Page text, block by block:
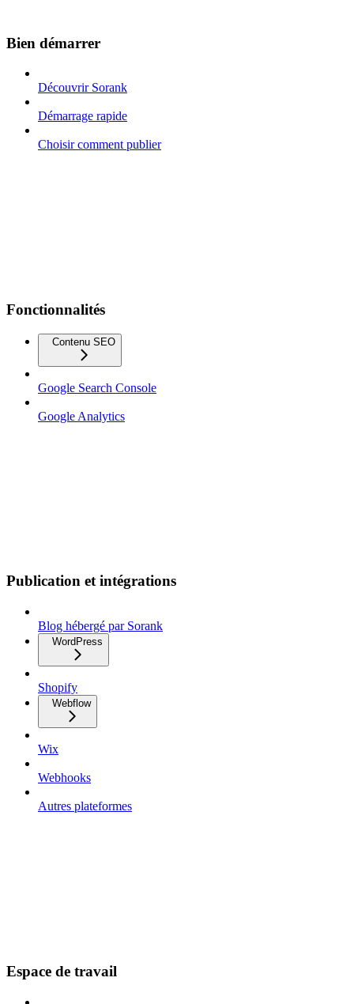
Bien démarrer
Découvrir Sorank
Démarrage rapide
Choisir comment publier
Fonctionnalités
Contenu SEO
Google Search Console
Google Analytics
Publication et intégrations
Blog hébergé par Sorank
WordPress
Shopify
Webflow
Wix
Webhooks
Autres plateformes
Espace de travail